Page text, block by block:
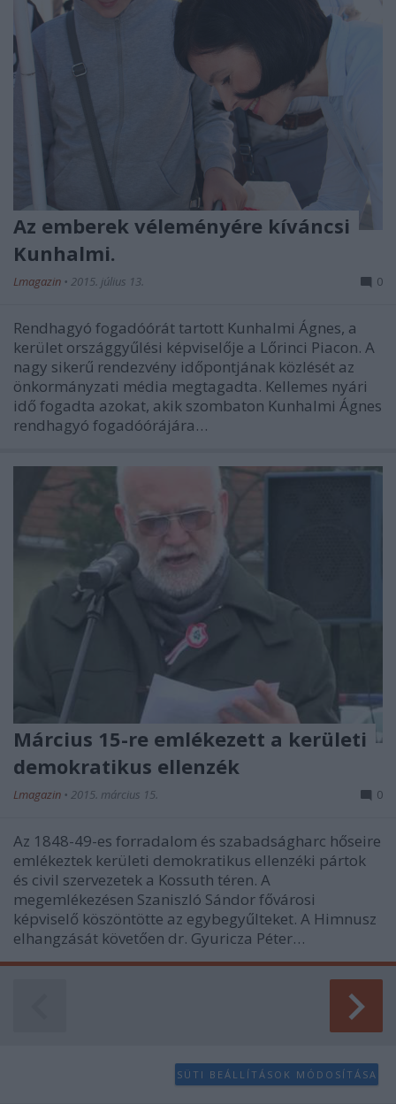
Az emberek véleményére kíváncsi
Kunhalmi.
Lmagazin • 2015. július 13. 0
Rendhagyó fogadóórát tartott Kunhalmi Ágnes, a
kerület országgyűlési képviselője a Lőrinci Piacon. A
nagy sikerű rendezvény időpontjának közlését az
önkormányzati média megtagadta. Kellemes nyári
idő fogadta azokat, akik szombaton Kunhalmi Ágnes
rendhagyó fogadóórájára…
Március 15-re emlékezett a kerületi
demokratikus ellenzék
Lmagazin • 2015. március 15. 0
Az 1848-49-es forradalom és szabadságharc hőseire
emlékeztek kerületi demokratikus ellenzéki pártok
és civil szervezetek a Kossuth téren. A
megemlékezésen Szaniszló Sándor fővárosi
képviselő köszöntötte az egybegyűlteket. A Himnusz
elhangzását követően dr. Gyuricza Péter…
SÜTI BEÁLLÍTÁSOK MÓDOSÍTÁSA